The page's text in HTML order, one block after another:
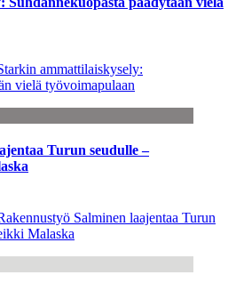
ammattilaiskysely:
vielä työvoimapulaan
Turun seudulle –
Salminen laajentaa Turun
Malaska